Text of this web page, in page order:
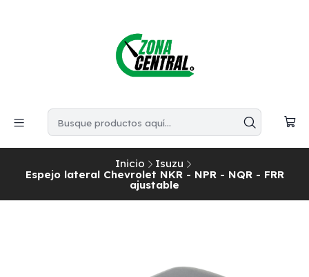
Inicio
Isuzu
Espejo lateral Chevrolet NKR - NPR - NQR - FRR
ajustable